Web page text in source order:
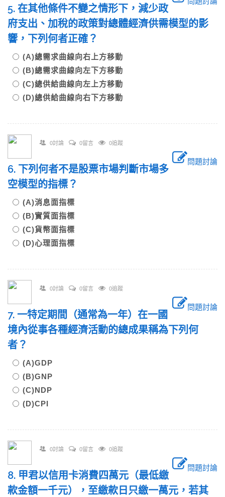
5. 在其他條件不變之情形下，減少政
府支出、加稅的政策對總體經濟供需模型的影
響，下列何者正確？
(A)總需求曲線向右上方移動
(B)總需求曲線向左下方移動
(C)總供給曲線向左上方移動
(D)總供給曲線向右下方移動
0討論 0留言 0追蹤
問題討論
6. 下列何者不是股票市場判斷市場多
空模型的指標？
(A)消息面指標
(B)實質面指標
(C)貨幣面指標
(D)心理面指標
0討論 0留言 0追蹤
問題討論
7. 一特定期間（通常為一年）在一國
境內從事各種經濟活動的總成果稱為下列何
者？
(A)GDP
(B)GNP
(C)NDP
(D)CPI
0討論 0留言 0追蹤
問題討論
8. 甲君以信用卡消費四萬元（最低繳
款金額一千元），至繳款日只繳一萬元，若其